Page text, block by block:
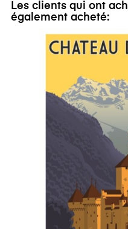
Les clients qui ont
également acheté: